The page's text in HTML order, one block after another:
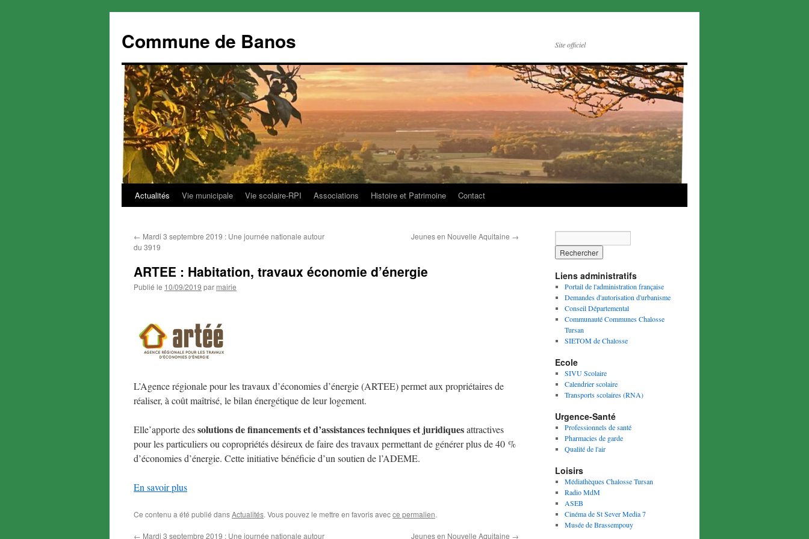
Commune de Banos Site officiel
Aller
contenu
Actualités Vie municipale Vie scolaire-RPI Associations Histoire et Patrimoine Contact
← Mardi 3 septembre 2019 : Une journée nationale autour
du 3919
Jeunes en Nouvelle Aquitaine →
ARTEE : Habitation, travaux économie d’énergie
Publié le 10/09/2019 par mairie
L’Agence régionale pour les travaux d’économies d’énergie (ARTEE) permet aux propriétaires de
réaliser, à coût maîtrisé, le bilan énergétique de leur logement.
Elle’apporte dessolutions de financements et d’assistances techniques et juridiquesattractives
pour les particuliers ou copropriétés désireux de faire des travaux permettant de générer plus de 40 %
d’économies d’énergie. Cette initiative bénéficie d’un soutien de l’ADEME.
En savoir plus
Ce contenu a été publié dansActualités. Vous pouvez le mettre en favoris avecce permalien.
← Mardi 3 septembre 2019 : Une journée nationale autour Jeunes en Nouvelle Aquitaine →
Liens administratifs
Portail de l'administration française
Demandes d'autorisation d'urbanisme
Conseil Départemental
Communauté Communes Chalosse
Tursan
SIETOM de Chalosse
Ecole
SIVU Scolaire
Calendrier scolaire
Transports scolaires (RNA)
Urgence-Santé
Professionnels de santé
Pharmacies de garde
Qualité de l'air
Loisirs
Médiathèques Chalosse Tursan
Radio MdM
ASEB
Cinéma de St Sever Media 7
Musée de Brassempouy